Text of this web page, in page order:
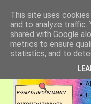
This site uses
and to analyze traffic.
shared with Google
metrics to ensure
statistics, and to